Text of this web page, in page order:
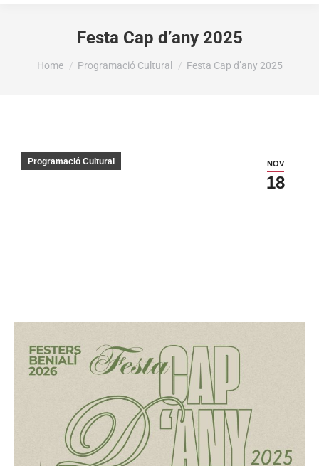
Festa Cap d’any 2025
You are here:
Home Programació Cultural Festa Cap d’any 2025
NOV
18
Programació Cultural